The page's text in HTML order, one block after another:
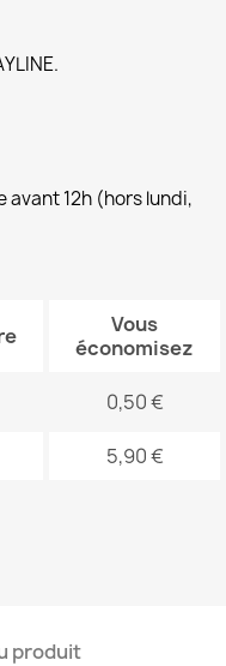
avant 12h (hors lundi,
Vous
économisez
0,50 €
5,90 €
produit